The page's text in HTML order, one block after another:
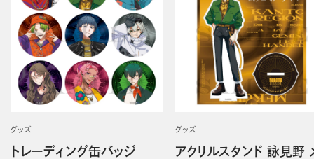
グッズ
トレーディング缶バッジ
グッズ
アクリルスタンド 詠見野